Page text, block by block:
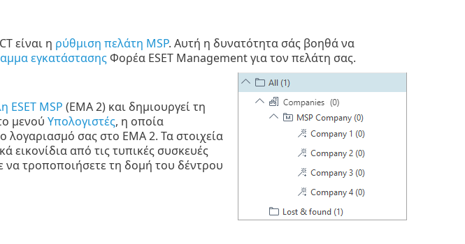
είναι η ρύθμιση πελάτη MSP. Αυτή η δυνατότητα σάς βοηθά να
εγκατάστασηςΦορέα ESET Management για τον πελάτη σας.
ESET MSP (EMA 2) και δημιουργεί τη
μενού Υπολογιστές, η οποία
σας στο EMA 2. Τα στοιχεία
εικονίδια από τις τυπικές συσκευές
να τροποποιήσετε τη δομή του δέντρου